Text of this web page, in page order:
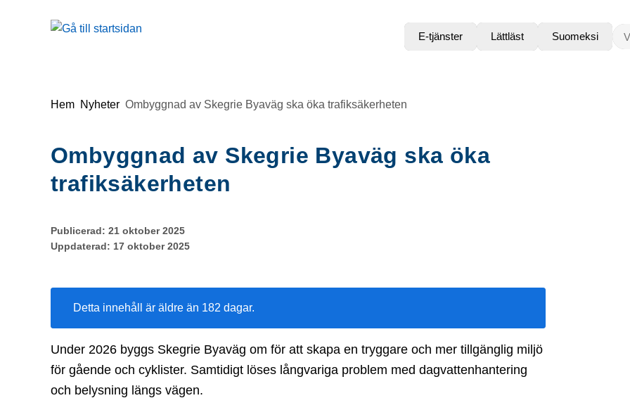
Gå till innehåll
E-tjänster
Lättläst Suomeksi
Du är här:
Hem Nyheter Ombyggnad av Skegrie Byaväg ska öka trafiksäkerheten
Ombyggnad av Skegrie Byaväg ska öka
trafiksäkerheten
Publicerad: 21 oktober 2025
Uppdaterad: 17 oktober 2025
Detta innehåll är äldre än 182 dagar.
Under 2026 byggs Skegrie Byaväg om för att skapa en tryggare och mer tillgänglig miljö
för gående och cyklister. Samtidigt löses långvariga problem med dagvattenhantering
och belysning längs vägen.